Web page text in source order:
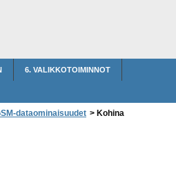
6. VALIKKOTOIMINNOT
dataominaisuudet > Kohina